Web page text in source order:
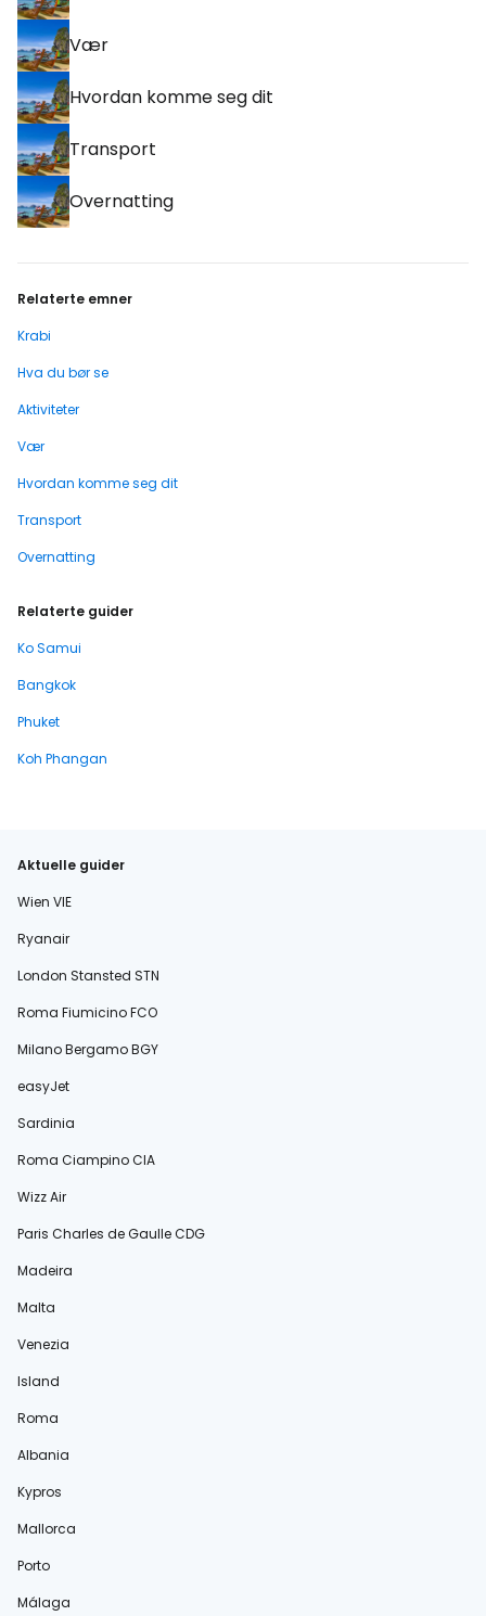
Vær
Hvordan komme seg dit
Transport
Overnatting
Relaterte emner
Krabi
Hva du bør se
Aktiviteter
Vær
Hvordan komme seg dit
Transport
Overnatting
Relaterte guider
Ko Samui
Bangkok
Phuket
Koh Phangan
Aktuelle guider
Wien VIE
Ryanair
London Stansted STN
Roma Fiumicino FCO
Milano Bergamo BGY
easyJet
Sardinia
Roma Ciampino CIA
Wizz Air
Paris Charles de Gaulle CDG
Madeira
Malta
Venezia
Island
Roma
Albania
Kypros
Mallorca
Porto
Málaga